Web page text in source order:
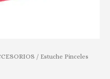
/ Estuche Pinceles